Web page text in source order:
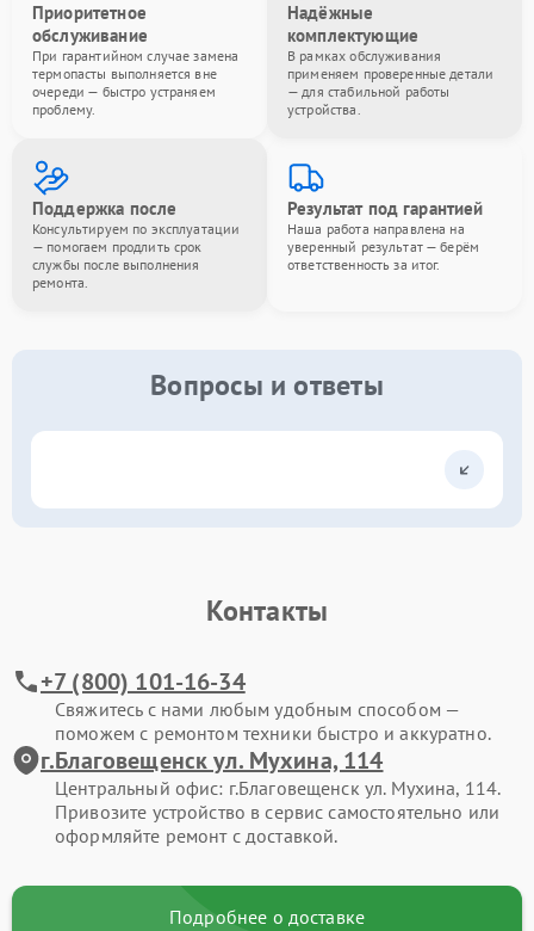
Приоритетное
обслуживание
При гарантийном случае замена
термопасты выполняется вне
очереди — быстро устраняем
проблему.
Надёжные
комплектующие
В рамках обслуживания
применяем проверенные детали
— для стабильной работы
устройства.
Поддержка после
Консультируем по эксплуатации
— помогаем продлить срок
службы после выполнения
ремонта.
Результат под гарантией
Наша работа направлена на
уверенный результат — берём
ответственность за итог.
Вопросы и ответы
Контакты
+7 (800) 101-16-34
Свяжитесь с нами любым удобным способом —
поможем с ремонтом техники быстро и аккуратно.
г.Благовещенск ул. Мухина, 114
Центральный офис: г.Благовещенск ул. Мухина, 114.
Привозите устройство в сервис самостоятельно или
оформляйте ремонт с доставкой.
Подробнее о доставке